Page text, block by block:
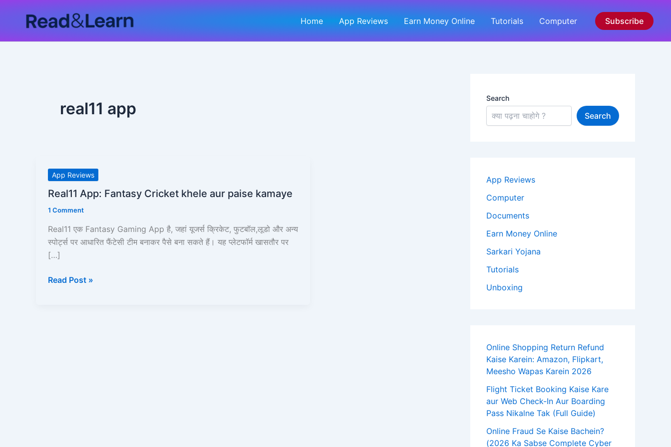
Home App Reviews Earn Money Online Tutorials Computer Subscribe
real11 app
App Reviews
Real11 App: Fantasy Cricket khele aur paise kamaye
1 Comment
Real11 एक Fantasy Gaming App है, जहां यूजर्स क्रिकेट, फुटबॉल,लूडो और अन्य
स्पोर्ट्स पर आधारित फैंटेसी टीम बनाकर पैसे बना सकते हैं। यह प्लेटफॉर्म खासतौर पर
[…]
Real11
App:
Fantasy
Cricket
khele
aur
paise
Read Post »
Search
Search
App Reviews
Computer
Documents
Earn Money Online
Sarkari Yojana
Tutorials
Unboxing
Online Shopping Return Refund
Kaise Karein: Amazon, Flipkart,
Meesho Wapas Karein 2026
Flight Ticket Booking Kaise Kare
aur Web Check-In Aur Boarding
Pass Nikalne Tak (Full Guide)
Online Fraud Se Kaise Bachein?
(2026 Ka Sabse Complete Cyber